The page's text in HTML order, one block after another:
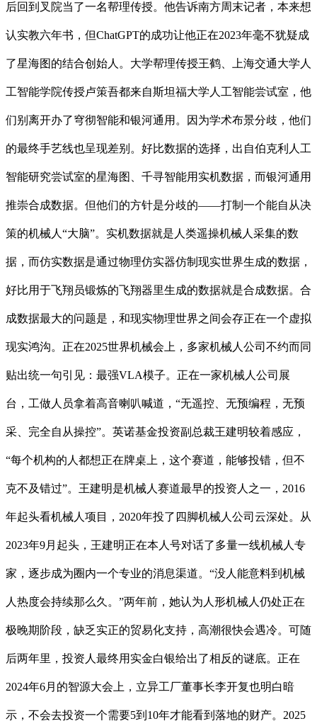
后回到叉院当了一名帮理传授。他告诉南方周末记者，本来想
认实教六年书，但ChatGPT的成功让他正在2023年毫不犹疑成
了星海图的结合创始人。大学帮理传授王鹤、上海交通大学人
工智能学院传授卢策吾都来自斯坦福大学人工智能尝试室，他
们别离开办了穹彻智能和银河通用。因为学术布景分歧，他们
的最终手艺线也呈现差别。好比数据的选择，出自伯克利人工
智能研究尝试室的星海图、千寻智能用实机数据，而银河通用
推崇合成数据。但他们的方针是分歧的——打制一个能自从决
策的机械人“大脑”。实机数据就是人类遥操机械人采集的数
据，而仿实数据是通过物理仿实器仿制现实世界生成的数据，
好比用于飞翔员锻炼的飞翔器里生成的数据就是合成数据。合
成数据最大的问题是，和现实物理世界之间会存正在一个虚拟
现实鸿沟。正在2025世界机械会上，多家机械人公司不约而同
贴出统一句引见：最强VLA模子。正在一家机械人公司展
台，工做人员拿着高音喇叭喊道，“无遥控、无预编程，无预
采、完全自从操控”。英诺基金投资副总裁王建明较着感应，
“每个机构的人都想正在牌桌上，这个赛道，能够投错，但不
克不及错过”。王建明是机械人赛道最早的投资人之一，2016
年起头看机械人项目，2020年投了四脚机械人公司云深处。从
2023年9月起头，王建明正在本人号对话了多量一线机械人专
家，逐步成为圈内一个专业的消息渠道。“没人能意料到机械
人热度会持续那么久。”两年前，她认为人形机械人仍处正在
极晚期阶段，缺乏实正的贸易化支持，高潮很快会遇冷。可随
后两年里，投资人最终用实金白银给出了相反的谜底。正在
2024年6月的智源大会上，立异工厂董事长李开复也明白暗
示，不会去投资一个需要5到10年才能看到落地的财产。2025